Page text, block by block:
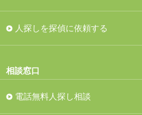
人探しを探偵に依頼する
相談窓口
電話無料人探し相談